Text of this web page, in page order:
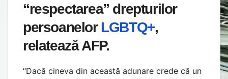
“respectarea” drepturilor
persoanelorLGBTQ+,
relatează AFP.
“Dacă cineva din această adunare crede că un